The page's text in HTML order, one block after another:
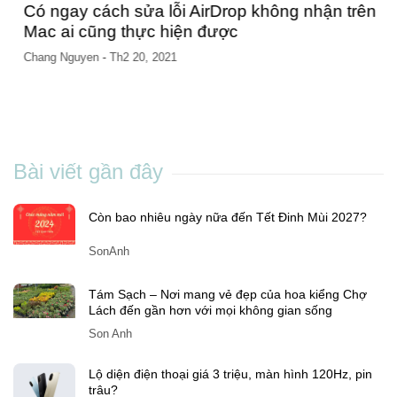
Có ngay cách sửa lỗi AirDrop không nhận trên
Mac ai cũng thực hiện được
Chang Nguyen - Th2 20, 2021
Bài viết gần đây
Còn bao nhiêu ngày nữa đến Tết Đinh Mùi 2027?
SonAnh
Tám Sạch – Nơi mang vẻ đẹp của hoa kiểng Chợ
Lách đến gần hơn với mọi không gian sống
Son Anh
Lộ diện điện thoại giá 3 triệu, màn hình 120Hz, pin
trâu?